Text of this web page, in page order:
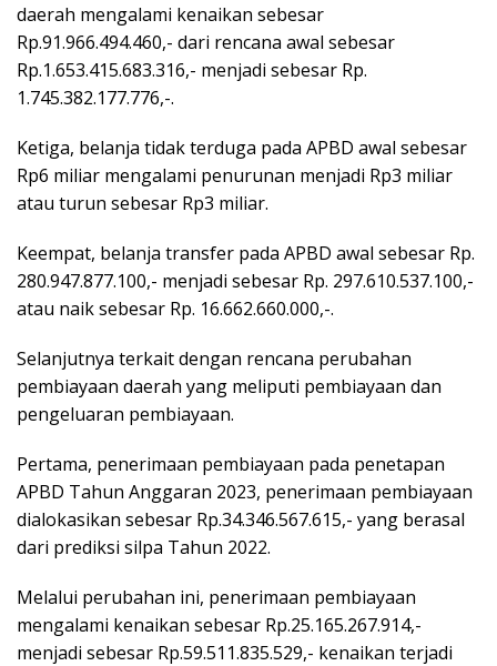
daerah mengalami kenaikan sebesar
Rp.91.966.494.460,- dari rencana awal sebesar
Rp.1.653.415.683.316,- menjadi sebesar Rp.
1.745.382.177.776,-.
Ketiga, belanja tidak terduga pada APBD awal sebesar
Rp6 miliar mengalami penurunan menjadi Rp3 miliar
atau turun sebesar Rp3 miliar.
Keempat, belanja transfer pada APBD awal sebesar Rp.
280.947.877.100,- menjadi sebesar Rp. 297.610.537.100,-
atau naik sebesar Rp. 16.662.660.000,-.
Selanjutnya terkait dengan rencana perubahan
pembiayaan daerah yang meliputi pembiayaan dan
pengeluaran pembiayaan.
Pertama, penerimaan pembiayaan pada penetapan
APBD Tahun Anggaran 2023, penerimaan pembiayaan
dialokasikan sebesar Rp.34.346.567.615,- yang berasal
dari prediksi silpa Tahun 2022.
Melalui perubahan ini, penerimaan pembiayaan
mengalami kenaikan sebesar Rp.25.165.267.914,-
menjadi sebesar Rp.59.511.835.529,- kenaikan terjadi